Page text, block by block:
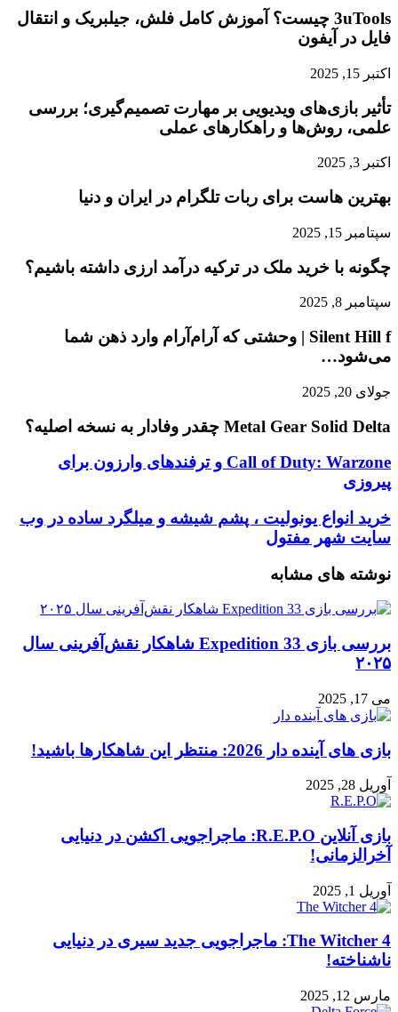
3uTools چیست؟ آموزش کامل فلش، جیلبریک و انتقال
فایل در آیفون
اکتبر 15, 2025
تأثیر بازی‌های ویدیویی بر مهارت تصمیم‌گیری؛ بررسی
علمی، روش‌ها و راهکارهای عملی
اکتبر 3, 2025
بهترین هاست برای ربات تلگرام در ایران و دنیا
سپتامبر 15, 2025
چگونه با خرید ملک در ترکیه درآمد ارزی داشته باشیم؟
سپتامبر 8, 2025
Silent Hill f | وحشتی که آرام‌آرام وارد ذهن شما
می‌شود…
جولای 20, 2025
Metal Gear Solid Delta چقدر وفادار به نسخه اصلیه؟
Call
Duty:
Warzone
و
ترفندهای
برای
Call of Duty: Warzone و ترفندهای وارزون برای
پیروزی
خرید
انواع
یونولیت
،
پشم
شیشه
و
ساده
در
سایت
شهر
خرید انواع یونولیت ، پشم شیشه و میلگرد ساده در وب
سایت شهر مفتول
نوشته های مشابه
بررسی بازی Expedition 33 شاهکار نقش‌آفرینی سال
۲۰۲۵
می 17, 2025
بازی‌ های آینده دار 2026: منتظر این شاهکارها باشید!
آوریل 28, 2025
بازی آنلاین R.E.P.O: ماجراجویی اکشن در دنیایی
آخرالزمانی!
آوریل 1, 2025
The Witcher 4: ماجراجویی جدید سیری در دنیایی
ناشناخته!
مارس 12, 2025